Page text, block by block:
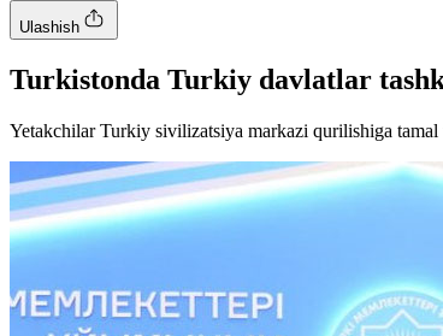
Ulashish
Turkistonda Turkiy davlatlar
Yetakchilar Turkiy sivilizatsiya markazi qurilishiga